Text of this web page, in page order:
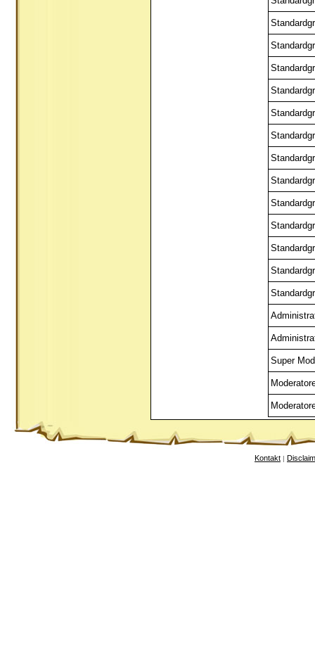
Super
Kontakt |